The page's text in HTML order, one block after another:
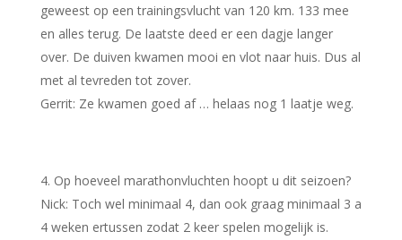
geweest op een trainingsvlucht van 120 km. 133 mee
en alles terug. De laatste deed er een dagje langer
over. De duiven kwamen mooi en vlot naar huis. Dus al
met al tevreden tot zover.
Gerrit: Ze kwamen goed af … helaas nog 1 laatje weg.
Op hoeveel marathonvluchten hoopt u dit seizoen?
Nick: Toch wel minimaal 4, dan ook graag minimaal 3 a
4 weken ertussen zodat 2 keer spelen mogelijk is.